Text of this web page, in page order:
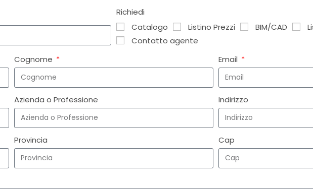
Richiedi
Catalogo
Listino Prezzi BIM/CAD
Contatto agente
Cognome Email
Azienda o Professione Indirizzo
Provincia Cap